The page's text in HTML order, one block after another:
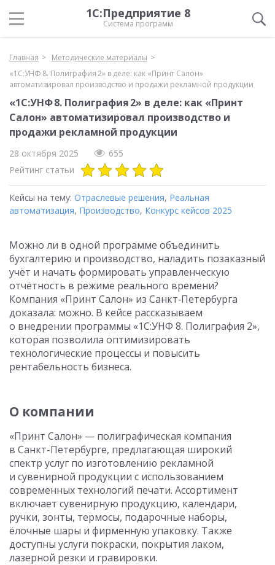
1С:Предприятие 8
Система программ
Главная
Методические материалы
«1С:УНФ 8. Полиграфия 2» в деле: как «Принт Салон»
автоматизировал производство и продажи рекламной продукции
«1С:УНФ 8. Полиграфия 2» в деле: как «Принт
Салон» автоматизировал производство и
продажи рекламной продукции
28 октября 2025
655
Рейтинг статьи
Кейсы на тему: Отраслевые решения, Реальная
автоматизация, Производство, Конкурс кейсов 2025
Можно ли в одной программе объединить
бухгалтерию и производство, наладить позаказный
учёт и начать формировать управленческую
отчётность в режиме реального времени?
Компания «Принт Салон» из Санкт‑Петербурга
доказала: можно. В кейсе рассказываем
о внедрении программы «1С:УНФ 8. Полиграфия 2»,
которая позволила оптимизировать
технологические процессы и повысить
рентабельность бизнеса.
О компании
«Принт Салон» — полиграфическая компания
в Санкт-Петербурге, предлагающая широкий
спектр услуг по изготовлению рекламной
и сувенирной продукции с использованием
современных технологий печати. Ассортимент
включает сувенирную продукцию, календари,
ручки, зонты, термосы, подарочные наборы,
ёлочные шары и фирменную упаковку. Также
доступны услуги покраски, покрытия лаком,
лазерной резки и гравировки.